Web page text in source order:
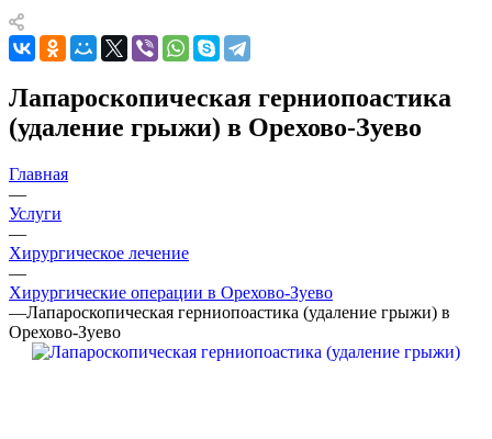
Лапароскопическая герниопоастика
(удаление грыжи) в Орехово-Зуево
Главная
—
Услуги
—
Хирургическое лечение
—
Хирургические операции в Орехово-Зуево
—Лапароскопическая герниопоастика (удаление грыжи) в
Орехово-Зуево